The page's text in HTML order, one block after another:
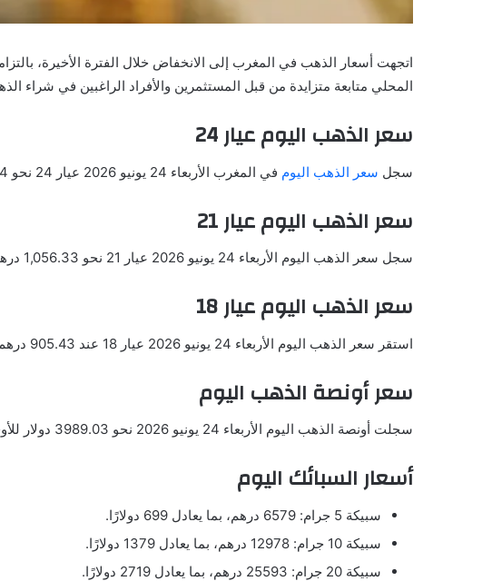
اتجهت أسعار الذهب في المغرب إلى الانخفاض خلال الفترة الأخيرة،
المحلي متابعة متزايدة من قبل المستثمرين والأفراد الراغبين في شراء
سعر الذهب اليوم عيار 24
سجل سعر الذهب اليوم في المغرب الأربعاء 24 يونيو 2026 عيار 24 نحو 1,207.24 درهم بما يعادل 128.25 دولار.
سعر الذهب اليوم عيار 21
سجل سعر الذهب اليوم الأربعاء 24 يونيو 2026 عيار 21 نحو 1,056.33 درهم بما يعادل 112.22 دولار.
سعر الذهب اليوم عيار 18
استقر سعر الذهب اليوم الأربعاء 24 يونيو 2026 عيار 18 عند 905.43 درهم بما يعادل 96.19 دولار.
سعر أونصة الذهب اليوم
سجلت أونصة الذهب اليوم الأربعاء 24 يونيو 2026 نحو 3989.03 دولار للأوقية.
أسعار السبائك اليوم
سبيكة 5 جرام: 6579 درهم، بما يعادل 699 دولارًا.
سبيكة 10 جرام: 12978 درهم، بما يعادل 1379 دولارًا.
سبيكة 20 جرام: 25593 درهم، بما يعادل 2719 دولارًا.